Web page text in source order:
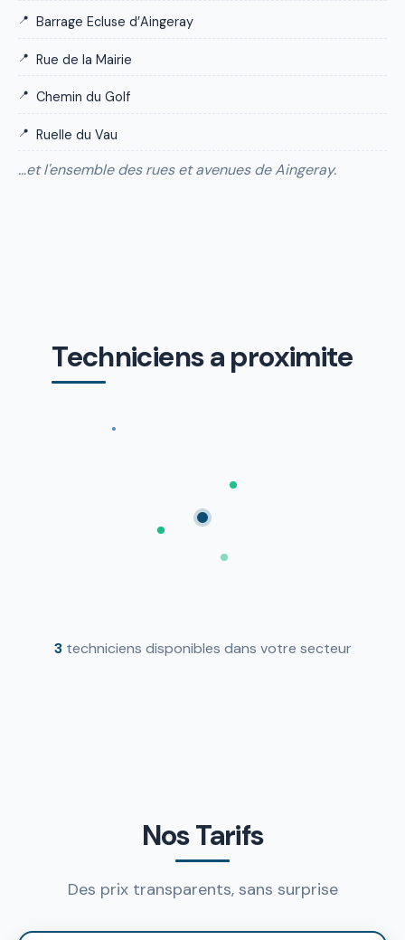
Barrage Ecluse d’Aingeray
Rue de la Mairie
Chemin du Golf
Ruelle du Vau
…et l'ensemble des rues et avenues de Aingeray.
Techniciens a proximite
3techniciens disponibles dans votre secteur
Nos Tarifs
Des prix transparents, sans surprise